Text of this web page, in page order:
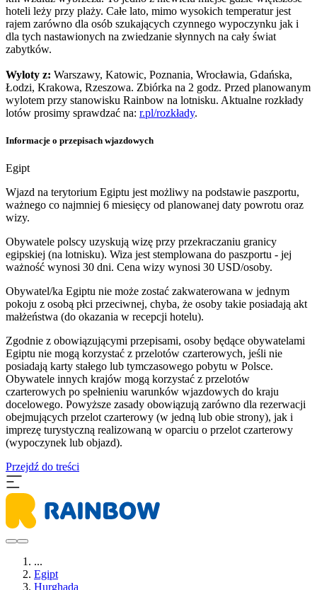
hoteli leży przy plaży. Całe lato, mimo wysokich temperatur jest
rajem zarówno dla osób szukających czynnego wypoczynku jak i
dla tych nastawionych na zwiedzanie słynnych na cały świat
zabytków.
Wyloty z: Warszawy, Katowic, Poznania, Wrocławia, Gdańska,
Łodzi, Krakowa, Rzeszowa. Zbiórka na 2 godz. Przed planowanym
wylotem przy stanowisku Rainbow na lotnisku. Aktualne rozkłady
lotów prosimy sprawdzać na: r.pl/rozkłady.
Informacje o przepisach wjazdowych
Egipt
Wjazd na terytorium Egiptu jest możliwy na podstawie paszportu,
ważnego co najmniej 6 miesięcy od planowanej daty powrotu oraz
wizy.
Obywatele polscy uzyskują wizę przy przekraczaniu granicy
egipskiej (na lotnisku). Wiza jest stemplowana do paszportu - jej
ważność wynosi 30 dni. Cena wizy wynosi 30 USD/osoby.
Obywatel/ka Egiptu nie może zostać zakwaterowana w jednym
pokoju z osobą płci przeciwnej, chyba, że osoby takie posiadają akt
małżeństwa (do okazania w recepcji hotelu).
Zgodnie z obowiązującymi przepisami, osoby będące obywatelami
Egiptu nie mogą korzystać z przelotów czarterowych, jeśli nie
posiadają karty stałego lub tymczasowego pobytu w Polsce.
Obywatele innych krajów mogą korzystać z przelotów
czarterowych po spełnieniu warunków wjazdowych do kraju
docelowego. Powyższe zasady obowiązują zarówno dla rezerwacji
obejmujących przelot czarterowy (w jedną lub obie strony), jak i
imprezę turystyczną realizowaną w oparciu o przelot czarterowy
(wypoczynek lub objazd).
Przejdź do treści
...
Egipt
Hurghada